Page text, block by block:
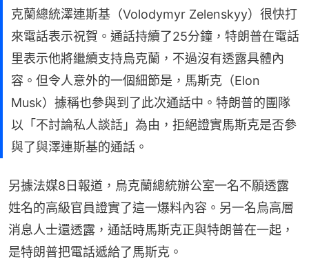
克蘭總統澤連斯基（Volodymyr Zelenskyy）很快打
來電話表示祝賀。通話持續了25分鐘，特朗普在電話
里表示他將繼續支持烏克蘭，不過沒有透露具體內
容。但令人意外的一個細節是，馬斯克（Elon
Musk）據稱也參與到了此次通話中。特朗普的團隊
以「不討論私人談話」為由，拒絕證實馬斯克是否參
與了與澤連斯基的通話。
另據法媒8日報道，烏克蘭總統辦公室一名不願透露
姓名的高級官員證實了這一爆料內容。另一名烏高層
消息人士還透露，通話時馬斯克正與特朗普在一起，
是特朗普把電話遞給了馬斯克。